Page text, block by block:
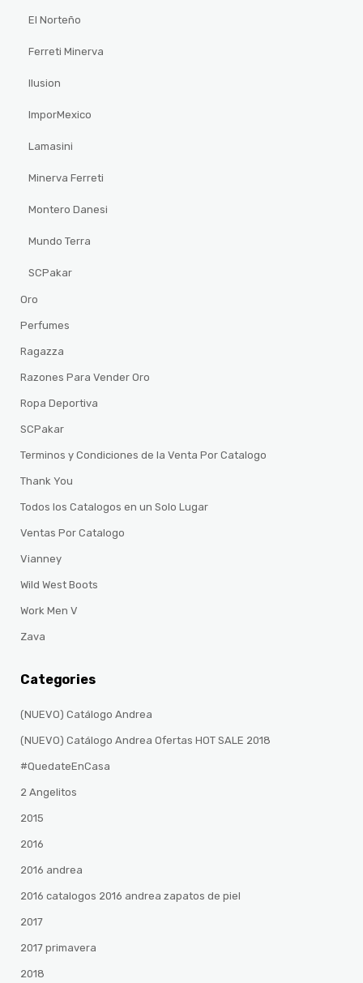
El Norteño
Ferreti Minerva
Ilusion
ImporMexico
Lamasini
Minerva Ferreti
Montero Danesi
Mundo Terra
SCPakar
Oro
Perfumes
Ragazza
Razones Para Vender Oro
Ropa Deportiva
SCPakar
Terminos y Condiciones de la Venta Por Catalogo
Thank You
Todos los Catalogos en un Solo Lugar
Ventas Por Catalogo
Vianney
Wild West Boots
Work Men V
Zava
Categories
(NUEVO) Catálogo Andrea
(NUEVO) Catálogo Andrea Ofertas HOT SALE 2018
#QuedateEnCasa
2 Angelitos
2015
2016
2016 andrea
2016 catalogos 2016 andrea zapatos de piel
2017
2017 primavera
2018